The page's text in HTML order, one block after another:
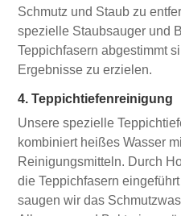
Schmutz und Staub zu
spezielle Staubsauger und
Teppichfasern abgestimmt
Ergebnisse zu erzielen.
4. Teppichtiefenreinigung
Unsere spezielle
kombiniert heißes Wasser
Reinigungsmitteln. Durch
die Teppichfasern
saugen wir das